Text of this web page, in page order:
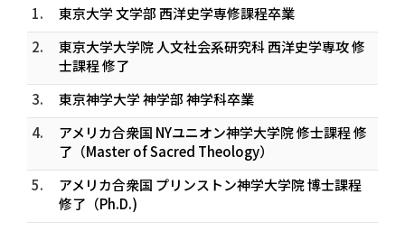
1.
東京大学 文学部 西洋史学専修課程卒業
2.
東京大学大学院 人文社会系研究科 西洋史学専攻 修
士課程 修了
3.
東京神学大学 神学部 神学科卒業
4.
アメリカ合衆国 NYユニオン神学大学院 修士課程 修
了（Master of Sacred Theology）
5.
アメリカ合衆国 プリンストン神学大学院 博士課程
修了（Ph.D.)